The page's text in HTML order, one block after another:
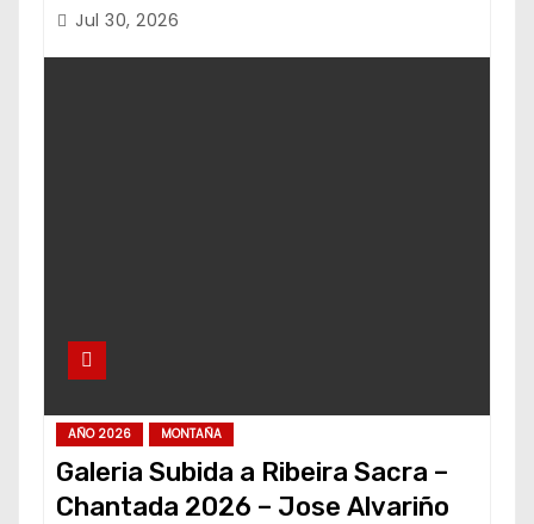
Jul 30, 2026
AÑO 2026 MONTAÑA
Galeria Subida a Ribeira Sacra –
Chantada 2026 – Jose Alvariño